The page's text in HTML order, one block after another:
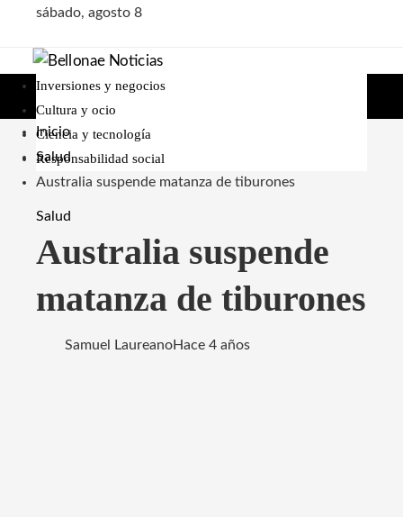
sábado, agosto 8
Inversiones y negocios
Cultura y ocio
Ciencia y tecnología
Responsabilidad social
Inicio
Salud
Australia suspende matanza de tiburones
Salud
Australia suspende
matanza de tiburones
Samuel LaureanoHace 4 años